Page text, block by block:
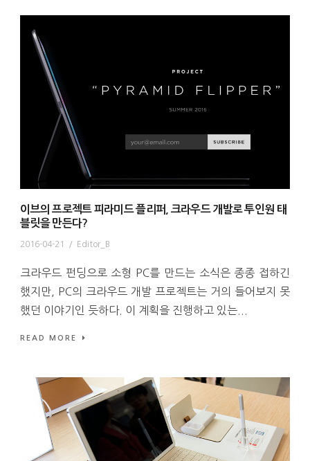
이브의 프로젝트 피라미드 플리퍼, 크라우드 개발로 투인원 태
블릿을 만든다?
2016-04-21 / Editor_B
크라우드 펀딩으로 소형 PC를 만드는 소식은 종종 접하긴
했지만, PC의 크라우드 개발 프로젝트는 거의 들어보지 못
했던 이야기인 듯하다. 이 계획을 진행하고 있는...
READ MORE